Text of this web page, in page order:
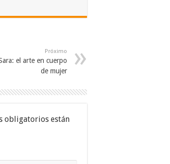
Próximo
el arte en cuerpo
de mujer
obligatorios están